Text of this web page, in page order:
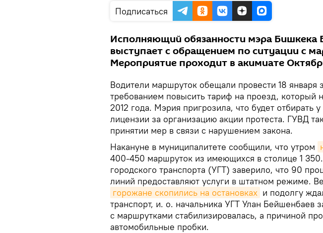
Подписаться
Исполняющий обязанности мэра Бишкека
выступает с обращением по ситуации с
Мероприятие проходит в акимиате
Водители маршруток обещали провести 18 января
требованием повысить тариф на проезд, который
2012 года. Мэрия пригрозила, что будет отбирать
лицензии за организацию акции протеста. ГУВД
принятии мер в связи с нарушением закона.
Накануне в муниципалитете сообщили, что утром
400-450 маршруток из имеющихся в столице 1
городского транспорта (УГТ) заверило, что 90
линий предоставляют услуги в штатном режиме.
горожане скопились на остановках и подолгу
транспорт, и. о. начальника УГТ Улан Бейшенбаев
с маршрутками стабилизировалась, а причиной
автомобильные пробки.